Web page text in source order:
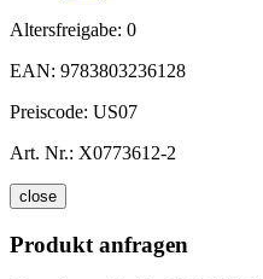
Altersfreigabe: 0
EAN: 9783803236128
Preiscode: US07
Art. Nr.: X0773612-2
close
Produkt anfragen